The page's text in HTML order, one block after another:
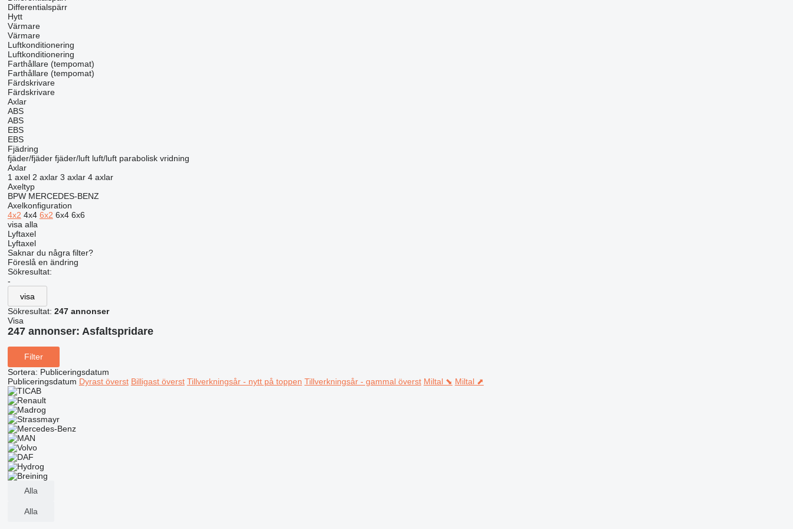
Differentialspärr
Hytt
Värmare
Värmare
Luftkonditionering
Luftkonditionering
Farthållare (tempomat)
Farthållare (tempomat)
Färdskrivare
Färdskrivare
Axlar
ABS
ABS
EBS
EBS
Fjädring
fjäder/fjäder fjäder/luft luft/luft parabolisk vridning
Axlar
1 axel 2 axlar 3 axlar 4 axlar
Axeltyp
BPW MERCEDES-BENZ
Axelkonfiguration
4x2 4x4 6x2 6x4 6x6
visa alla
Lyftaxel
Lyftaxel
Saknar du några filter?
Föreslå en ändring
Sökresultat:
-
visa
Sökresultat: 247 annonser
Visa
247 annonser: Asfaltspridare
Filter
Sortera: Publiceringsdatum
Publiceringsdatum Dyrast överst Billigast överst Tillverkningsår - nytt på toppen Tillverkningsår - gammal överst Miltal ⬊ Miltal ⬈
Alla
Alla